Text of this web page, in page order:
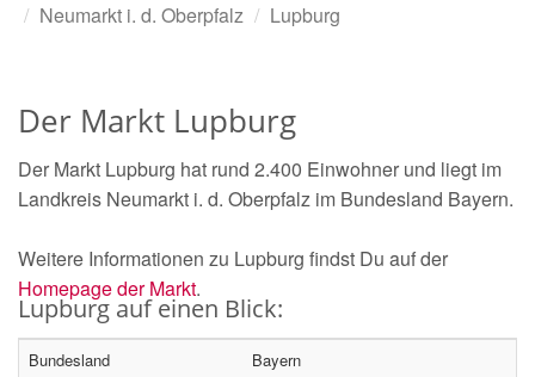
Neumarkt i. d. Oberpfalz
Lupburg
Der Markt Lupburg
Der Markt Lupburg hat rund 2.400 Einwohner und liegt im
Landkreis Neumarkt i. d. Oberpfalz im Bundesland Bayern.
Weitere Informationen zu Lupburg findst Du auf der
Homepage der Markt.
Lupburg auf einen Blick:
Bundesland
Bayern